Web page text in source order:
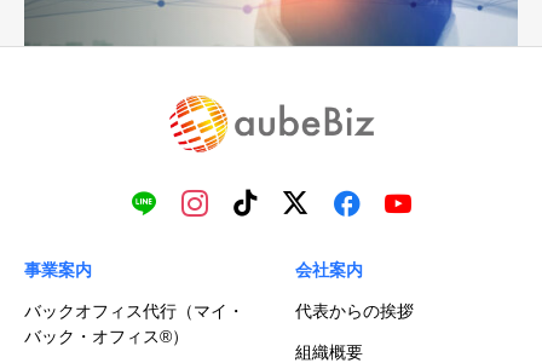
事業案内
バックオフィス代行（マイ・
バック・オフィス®）
会社案内
代表からの挨拶
組織概要